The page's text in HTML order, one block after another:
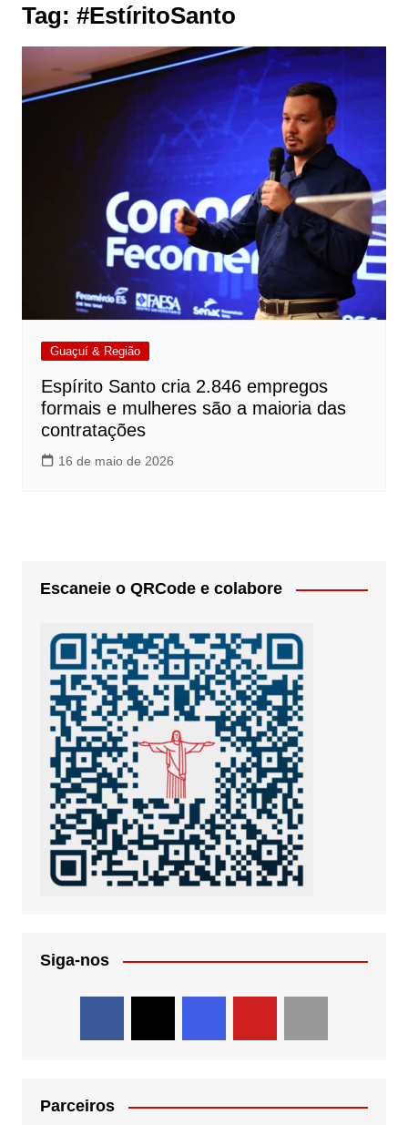
Tag: #EstíritoSanto
Guaçuí & Região
Espírito Santo cria 2.846 empregos
formais e mulheres são a maioria das
contratações
16 de maio de 2026
Escaneie o QRCode e colabore
Siga-nos
Parceiros